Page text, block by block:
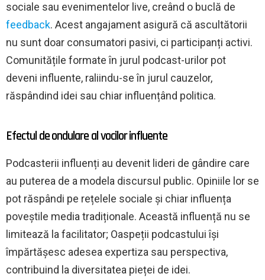
sociale sau evenimentelor live, creând o buclă de
feedback. Acest angajament asigură că ascultătorii
nu sunt doar consumatori pasivi, ci participanți activi.
Comunitățile formate în jurul podcast-urilor pot
deveni influente, raliindu-se în jurul cauzelor,
răspândind idei sau chiar influențând politica.
Efectul de ondulare al vocilor influente
Podcasterii influenți au devenit lideri de gândire care
au puterea de a modela discursul public. Opiniile lor se
pot răspândi pe rețelele sociale și chiar influența
poveștile media tradiționale. Această influență nu se
limitează la facilitator; Oaspeții podcastului își
împărtășesc adesea expertiza sau perspectiva,
contribuind la diversitatea pieței de idei.